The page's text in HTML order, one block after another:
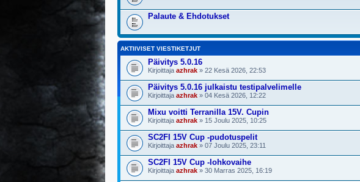
Palaute & Ehdotukset
AKTIIVISET VIESTIKETJUT
Päivitys 5.0.16
Kirjoittaja azhrak » 22 Kesä 2026, 22:53
Päivitys 5.0.16 julkaistu testipalvelimelle
Kirjoittaja azhrak » 04 Kesä 2026, 12:22
Mixu voitti Terranilla 15V. Cupin
Kirjoittaja azhrak » 15 Joulu 2025, 10:25
SC2FI 15V Cup -pudotuspelit
Kirjoittaja azhrak » 07 Joulu 2025, 23:11
SC2FI 15V Cup -lohkovaihe
Kirjoittaja azhrak » 30 Marras 2025, 16:19